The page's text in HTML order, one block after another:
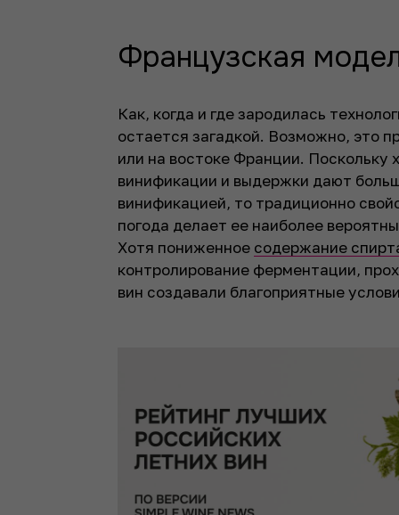
Французская
Как, когда и где зародилась
остается загадкой. Возможно, это
или на востоке Франции. Поскольку
винификации и выдержки дают
винификацией, то традиционно
погода делает ее наиболее
Хотя пониженное содержание
контролирование ферментации,
вин создавали благоприятные